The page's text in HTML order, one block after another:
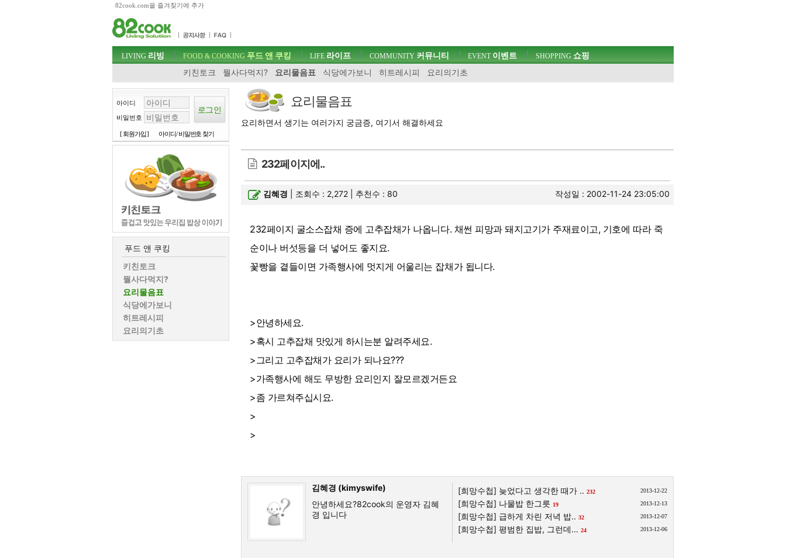
82cook.com을 즐겨찾기에 추가
주메뉴 바로가기
컨텐츠 바로가기
검색 바로가기
로그인 바로가기
주메뉴
LIVING 리빙 FOOD & COOKING 푸드 앤 쿠킹
키친토크
뭘사다먹지? 요리물음표 식당에가보니 히트레시피 요리의기초
LIFE 라이프 COMMUNITY 커뮤니티 EVENT이벤트 SHOPPING 쇼핑
아이디
비밀번호
[ 회원가입 ] 아이디/ 비밀번호 찾기
푸드 앤 쿠킹
키친토크
뭘사다먹지?
요리물음표
식당에가보니
히트레시피
요리의기초
요리물음표
요리하면서 생기는 여러가지 궁금증, 여기서 해결하세요
232페이지에..
김혜경 | 조회수 : 2,272 | 추천수 : 80 작성일 : 2002-11-24 23:05:00
232페이지 굴소스잡채 증에 고추잡채가 나옵니다. 채썬 피망과 돼지고기가 주재료이고, 기호에 따라 죽
순이나 버섯등을 더 넣어도 좋지요.
꽃빵을 곁들이면 가족행사에 멋지게 어울리는 잡채가 됩니다.
>안녕하세요.
>혹시 고추잡채 맛있게 하시는분 알려주세요.
>그리고 고추잡채가 요리가 되나요???
>가족행사에 해도 무방한 요리인지 잘모르겠거든요
>좀 가르쳐주십시요.
>
>
김혜경 (kimyswife)
안녕하세요?82cook의 운영자 김혜
경 입니다
[희망수첩] 늦었다고 생각한 때가 .. 232 2013-12-22
[희망수첩] 나물밥 한그릇 19 2013-12-13
[희망수첩] 급하게 차린 저녁 밥.. 32 2013-12-07
[희망수첩] 평범한 집밥, 그런데... 24 2013-12-06